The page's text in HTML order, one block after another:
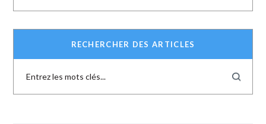
RECHERCHER DES ARTICLES